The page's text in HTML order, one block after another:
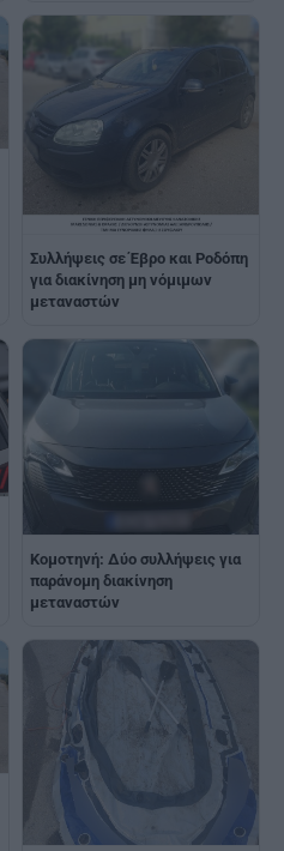
Συλλήψεις σε Έβρο και Ροδόπη
για διακίνηση μη νόμιμων
μεταναστών
Κομοτηνή: Δύο συλλήψεις για
παράνομη διακίνηση
μεταναστών